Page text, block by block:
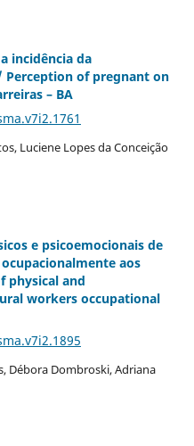
incidência da
Perception of pregnant on
– BA
Luciene Lopes da Conceição
e psicoemocionais de
aos
physical and
workers occupational
Débora Dombroski, Adriana